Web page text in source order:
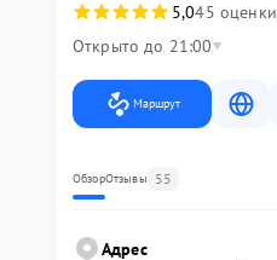
5,045 оценки
Открыто до 21:00
Маршрут
ОбзорОтзывы 55
Адрес